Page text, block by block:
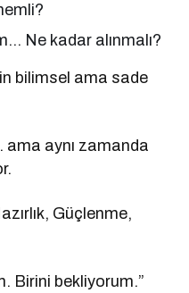
Ne kadar alınmalı?
bilimsel ama sade
ama aynı zamanda
Güçlenme,
Birini bekliyorum.”